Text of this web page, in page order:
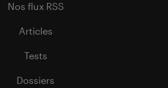
Nos flux RSS
Articles
Tests
Dossiers